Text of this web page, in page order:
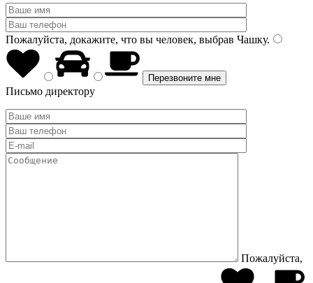
Пожалуйста, докажите, что вы человек, выбрав Чашку.
Письмо директору
Пожалуйста,